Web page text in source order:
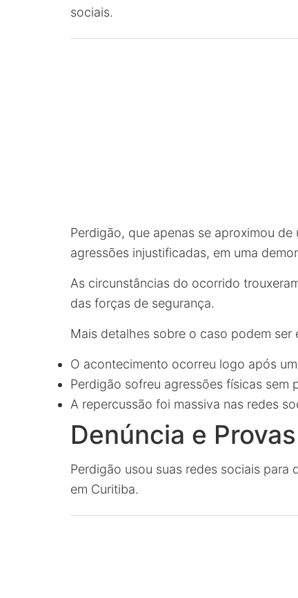
sociais.
Perdigão, que apenas se aproximou
agressões injustificadas, em uma
As circunstâncias do ocorrido
das forças de segurança.
Mais detalhes sobre o caso podem ser
O acontecimento ocorreu logo após
Perdigão sofreu agressões físicas sem
A repercussão foi massiva nas redes
Denúncia e
Perdigão usou suas redes sociais para
em Curitiba.